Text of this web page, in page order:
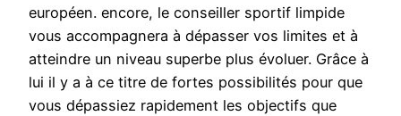
européen. encore, le conseiller sportif limpide
vous accompagnera à dépasser vos limites et à
atteindre un niveau superbe plus évoluer. Grâce à
lui il y a à ce titre de fortes possibilités pour que
vous dépassiez rapidement les objectifs que